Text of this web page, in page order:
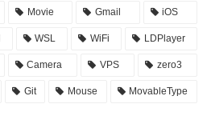
Movie Gmail iOS
WSL WiFi LDPlayer
Camera VPS zero3
Git Mouse MovableType